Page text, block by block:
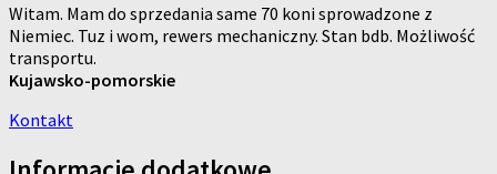
Witam. Mam do sprzedania same 70 koni sprowadzone z
Niemiec. Tuz i wom, rewers mechaniczny. Stan bdb. Możliwość
transportu.
Kujawsko-pomorskie
Kontakt